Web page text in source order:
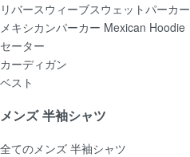
リバースウィーブスウェットパーカー
メキシカンパーカー Mexican Hoodie
セーター
カーディガン
ベスト
メンズ 半袖シャツ
全てのメンズ 半袖シャツ